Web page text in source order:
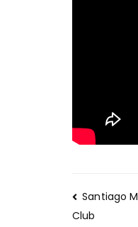
de
Santiago
Club